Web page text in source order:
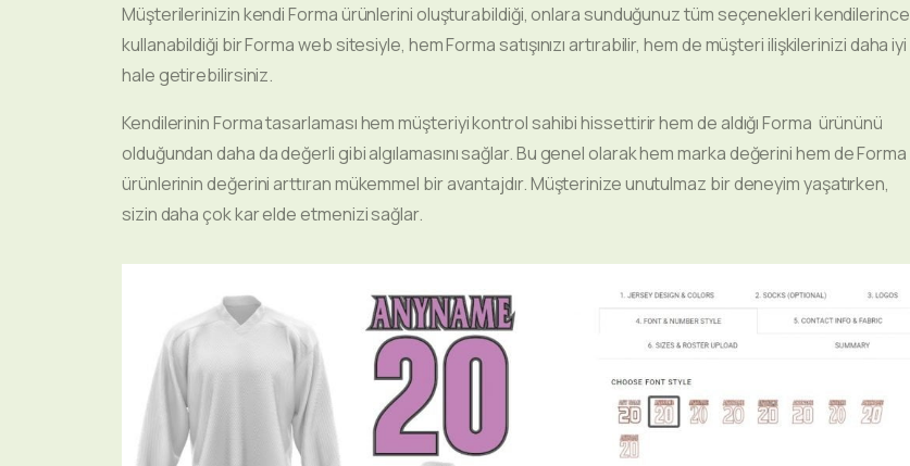
Müşterilerinizin kendi Forma ürünlerini oluşturabildiği, onlara sunduğunuz tüm seçenekleri kendilerince
kullanabildiği bir Forma web sitesiyle, hem Forma satışınızı artırabilir, hem de müşteri ilişkilerinizi daha iyi
hale getirebilirsiniz.
Kendilerinin Forma tasarlaması hem müşteriyi kontrol sahibi hissettirir hem de aldığı Forma ürününü
olduğundan daha da değerli gibi algılamasını sağlar. Bu genel olarak hem marka değerini hem de Forma
ürünlerinin değerini arttıran mükemmel bir avantajdır. Müşterinize unutulmaz bir deneyim yaşatırken,
sizin daha çok kar elde etmenizi sağlar.